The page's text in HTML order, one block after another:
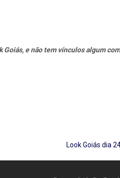
e não tem vínculos algum
Look Goiás dia